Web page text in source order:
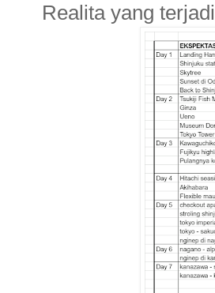
Realita yang terjadi